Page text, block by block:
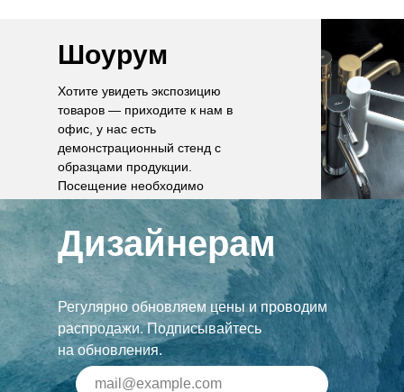
Шоурум
Хотите увидеть экспозицию
товаров — приходите к нам в
офис, у нас есть
демонстрационный стенд с
образцами продукции.
Посещение необходимо
согласовать по телефону.
Дизайнерам
Регулярно обновляем цены и проводим
распродажи. Подписывайтесь
на обновления.